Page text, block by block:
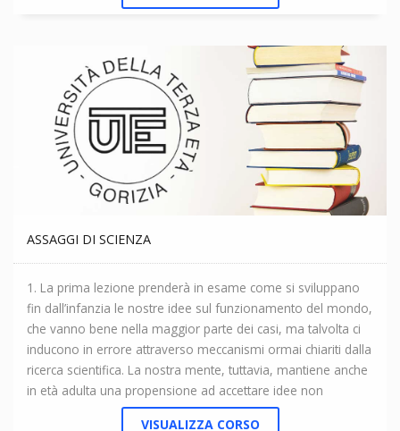
ASSAGGI DI SCIENZA
1. La prima lezione prenderà in esame come si sviluppano
fin dall’infanzia le nostre idee sul funzionamento del mondo,
che vanno bene nella maggior parte dei casi, ma talvolta ci
inducono in errore attraverso meccanismi ormai chiariti dalla
ricerca scientifica. La nostra mente, tuttavia, mantiene anche
in età adulta una propensione ad accettare idee non
corrette, che ci rende vulnerabili alle fake news, ormai
VISUALIZZA CORSO